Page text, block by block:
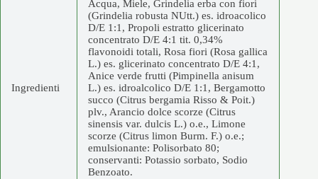
Ingredienti
Acqua, Miele, Grindelia erba con fiori
(Grindelia robusta NUtt.) es. idroacolico
D/E 1:1, Propoli estratto glicerinato
concentrato D/E 4:1 tit. 0,34%
flavonoidi totali, Rosa fiori (Rosa gallica
L.) es. glicerinato concentrato D/E 4:1,
Anice verde frutti (Pimpinella anisum
L.) es. idroalcolico D/E 1:1, Bergamotto
succo (Citrus bergamia Risso & Poit.)
plv., Arancio dolce scorze (Citrus
sinensis var. dulcis L.) o.e., Limone
scorze (Citrus limon Burm. F.) o.e.;
emulsionante: Polisorbato 80;
conservanti: Potassio sorbato, Sodio
Benzoato.